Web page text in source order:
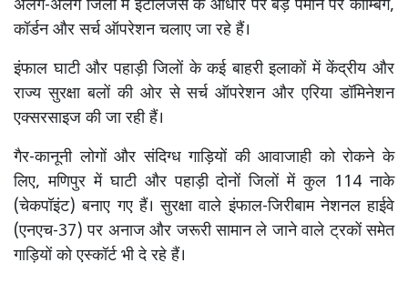
अलग-अलग जिलों में इंटेलिजेंस के आधार पर बड़े पैमाने पर कॉम्बिंग,
कॉर्डन और सर्च ऑपरेशन चलाए जा रहे हैं।
इंफाल घाटी और पहाड़ी जिलों के कई बाहरी इलाकों में केंद्रीय और
राज्य सुरक्षा बलों की ओर से सर्च ऑपरेशन और एरिया डॉमिनेशन
एक्सरसाइज की जा रही हैं।
गैर-कानूनी लोगों और संदिग्ध गाड़ियों की आवाजाही को रोकने के
लिए, मणिपुर में घाटी और पहाड़ी दोनों जिलों में कुल 114 नाके
(चेकपॉइंट) बनाए गए हैं। सुरक्षा वाले इंफाल-जिरीबाम नेशनल हाईवे
(एनएच-37) पर अनाज और जरूरी सामान ले जाने वाले ट्रकों समेत
गाड़ियों को एस्कॉर्ट भी दे रहे हैं।